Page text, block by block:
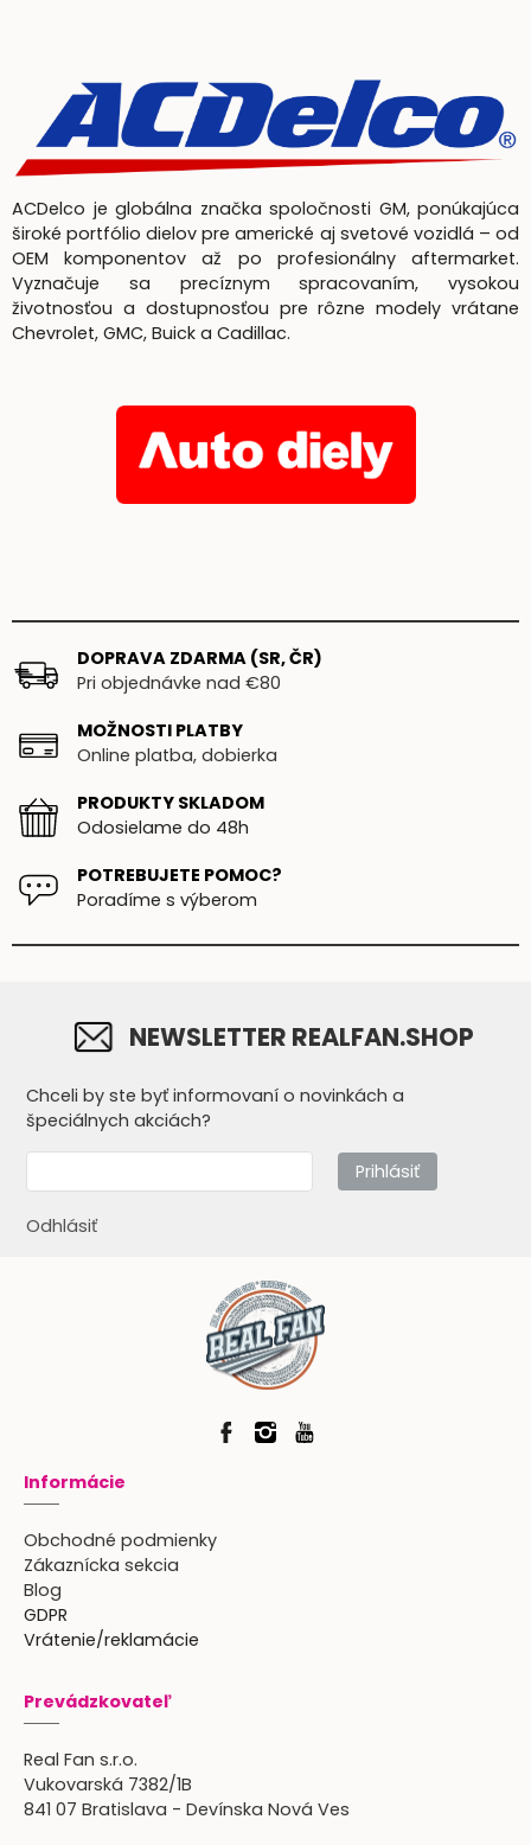
ACDelco je globálna značka spoločnosti GM, ponúkajúca
široké portfólio dielov pre americké aj svetové vozidlá – od
OEM komponentov až po profesionálny aftermarket.
Vyznačuje sa precíznym spracovaním, vysokou
životnosťou a dostupnosťou pre rôzne modely vrátane
Chevrolet, GMC, Buick a Cadillac.
DOPRAVA ZDARMA (SR, ČR)
Pri objednávke nad €80
MOŽNOSTI PLATBY
Online platba, dobierka
PRODUKTY SKLADOM
Odosielame do 48h
POTREBUJETE POMOC?
Poradíme s výberom
NEWSLETTER REALFAN.SHOP
Chceli by ste byť informovaní o novinkách a
špeciálnych akciách?
Prihlásiť
Odhlásiť
Informácie
Obchodné podmienky
Zákaznícka sekcia
Blog
GDPR
Vrátenie/reklamácie
Prevádzkovateľ
Real Fan s.r.o.
Vukovarská 7382/1B
841 07 Bratislava - Devínska Nová Ves